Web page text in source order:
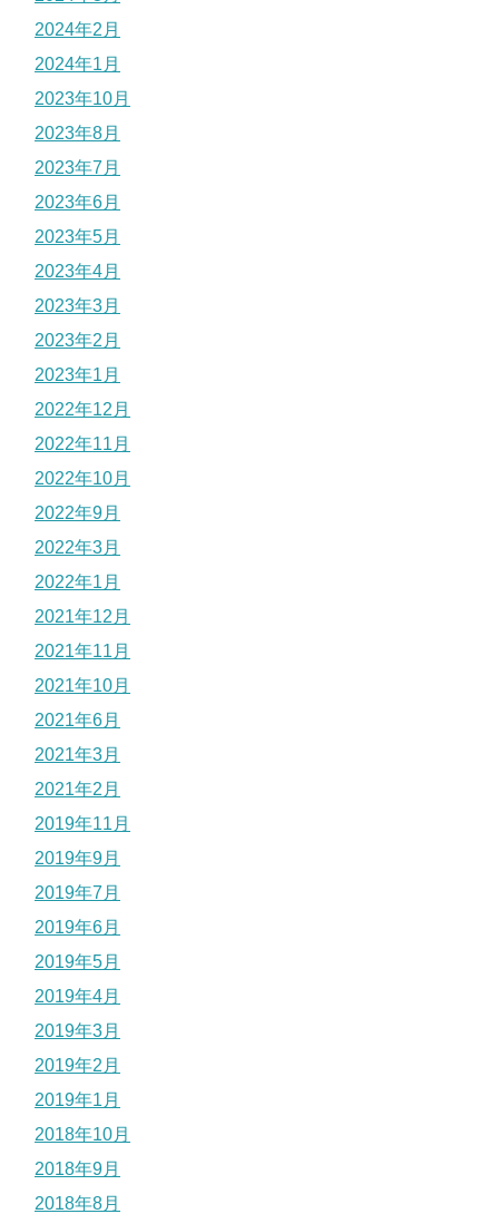
2024年2月
2024年1月
2023年10月
2023年8月
2023年7月
2023年6月
2023年5月
2023年4月
2023年3月
2023年2月
2023年1月
2022年12月
2022年11月
2022年10月
2022年9月
2022年3月
2022年1月
2021年12月
2021年11月
2021年10月
2021年6月
2021年3月
2021年2月
2019年11月
2019年9月
2019年7月
2019年6月
2019年5月
2019年4月
2019年3月
2019年2月
2019年1月
2018年10月
2018年9月
2018年8月